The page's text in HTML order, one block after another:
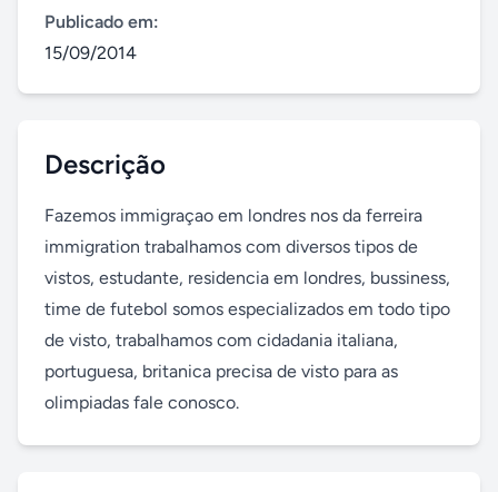
Publicado em:
15/09/2014
Descrição
Fazemos immigraçao em londres nos da ferreira
immigration trabalhamos com diversos tipos de
vistos, estudante, residencia em londres, bussiness,
time de futebol somos especializados em todo tipo
de visto, trabalhamos com cidadania italiana,
portuguesa, britanica precisa de visto para as
olimpiadas fale conosco.